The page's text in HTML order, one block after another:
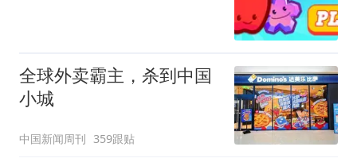
全球外卖霸主，杀到中国
小城
中国新闻周刊 359跟贴